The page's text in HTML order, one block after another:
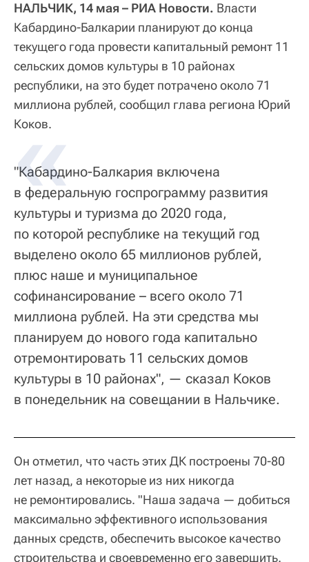
НАЛЬЧИК, 14 мая – РИА Новости. Власти
Кабардино-Балкарии планируют до конца
текущего года провести капитальный ремонт 11
сельских домов культуры в 10 районах
республики, на это будет потрачено около 71
миллиона рублей, сообщил глава региона Юрий
Коков.
"Кабардино-Балкария включена
в федеральную госпрограмму развития
культуры и туризма до 2020 года,
по которой республике на текущий год
выделено около 65 миллионов рублей,
плюс наше и муниципальное
софинансирование – всего около 71
миллиона рублей. На эти средства мы
планируем до нового года капитально
отремонтировать 11 сельских домов
культуры в 10 районах", — сказал Коков
в понедельник на совещании в Нальчике.
Он отметил, что часть этих ДК построены 70-80
лет назад, а некоторые из них никогда
не ремонтировались. "Наша задача — добиться
максимально эффективного использования
данных средств, обеспечить высокое качество
строительства и своевременно его завершить.